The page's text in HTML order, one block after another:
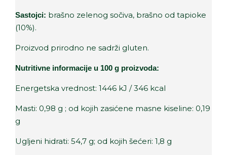
Sastojci: brašno zelenog sočiva, brašno od tapioke
(10%).
Proizvod prirodno ne sadrži gluten.
Nutritivne informacije u 100 g proizvoda:
Energetska vrednost: 1446 kJ / 346 kcal
Masti: 0,98 g ; od kojih zasićene masne kiseline: 0,19
g
Ugljeni hidrati: 54,7 g; od kojih šećeri: 1,8 g